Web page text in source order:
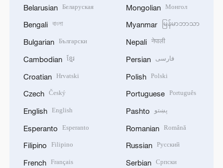
Belarusian Беларуская
Bengali বাংলা
Bulgarian Български
Cambodian ខ្មែរ
Croatian Hrvatski
Czech Český
English English
Esperanto Esperanto
Filipino Filipino
French Français
Mongolian Монгол
Myanmar မြန်မာဘာသာ
Nepali नेपाली
Persian فارسی
Polish Polski
Portuguese Português
Pashto پښتو
Romanian Română
Russian Русский
Serbian Српски